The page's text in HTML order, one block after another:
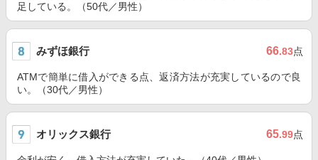
足している。（50代／男性）
みずほ銀行 66.83点
ATMで簡単に借入ができる点、返済方法が充実しているので良
い。（30代／男性）
オリックス銀行 65.99点